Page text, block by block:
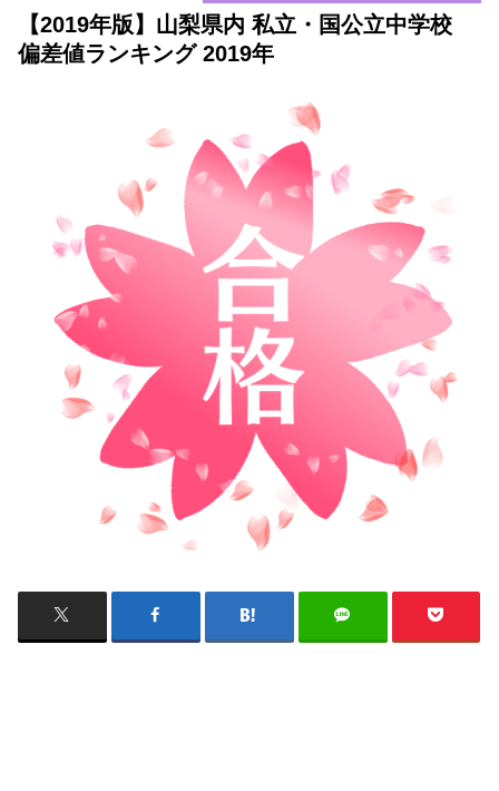
【2019年版】山梨県内 私立・国公立中学校
偏差値ランキング 2019年